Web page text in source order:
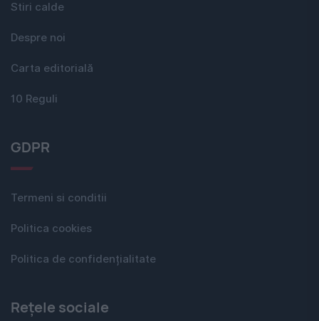
Stiri calde
Despre noi
Carta editorială
10 Reguli
GDPR
Termeni si conditii
Politica cookies
Politica de confidențialitate
Rețele sociale